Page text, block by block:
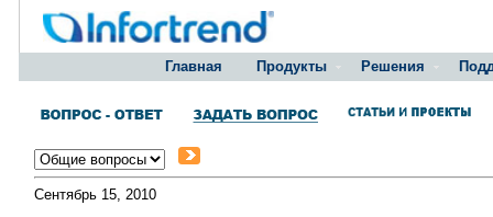
Главная Продукты Решения
Сентябрь 15, 2010